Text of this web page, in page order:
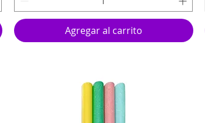
Agregar al carrito